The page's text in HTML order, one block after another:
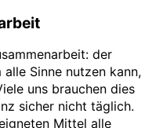
der
Sinne nutzen kann,
uns brauchen dies
sicher nicht täglich.
Mittel alle